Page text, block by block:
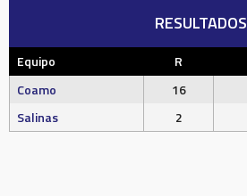
RESULTADOS
Equipo R
Coamo
16
Salinas
2